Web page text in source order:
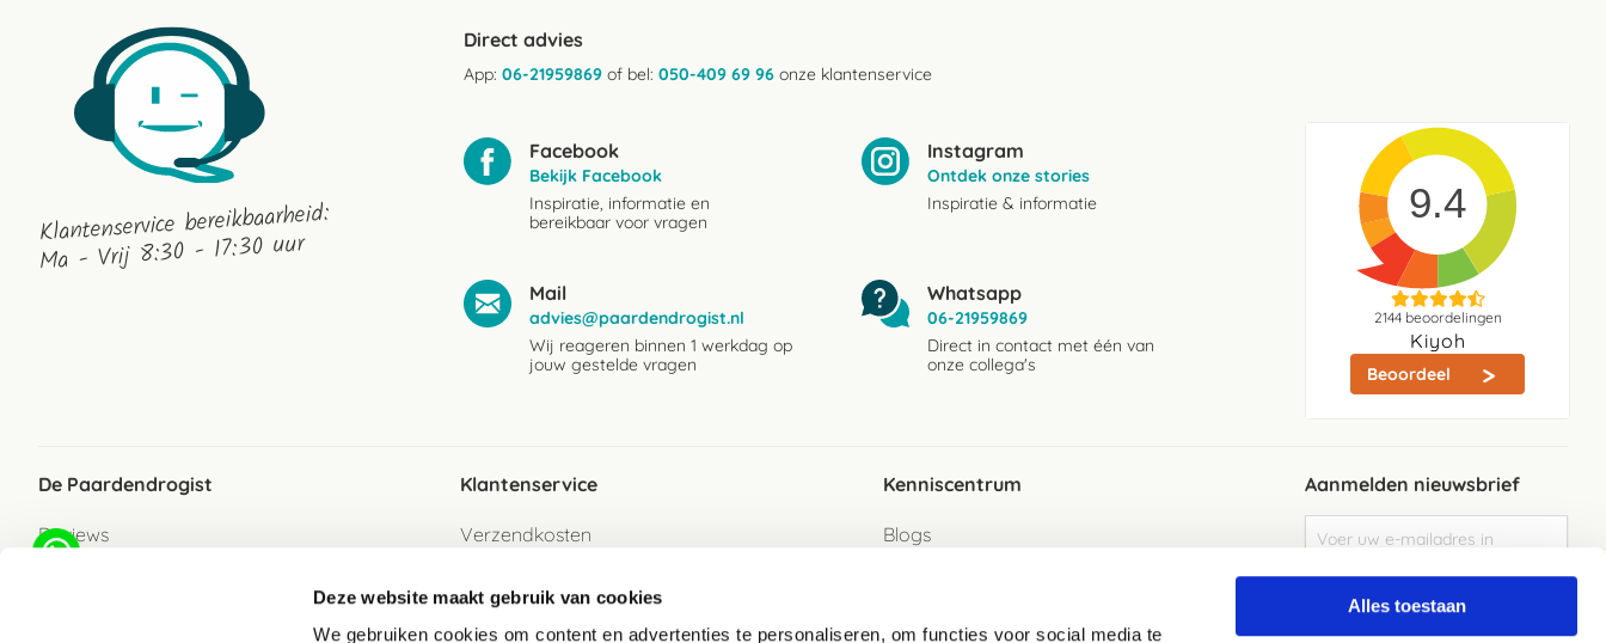
Deze website maakt gebruik van cookies
We gebruiken cookies om content en advertenties te personaliseren, om functies voor social media te
Alles toestaan
Klantenservice bereikbaarheid:
Ma - Vrij 8:30 - 17:30 uur
Direct advies
App: 06-21959869 of bel: 050-409 69 96 onze klantenservice
Facebook
Bekijk Facebook
Inspiratie, informatie en
bereikbaar voor vragen
Instagram
Ontdek onze stories
Inspiratie & informatie
Mail
advies@paardendrogist.nl
Wij reageren binnen 1 werkdag op
jouw gestelde vragen
Whatsapp
06-21959869
Direct in contact met één van
onze collega's
9.4
2144beoordelingen
Kiyoh
Beoordeel
De Paardendrogist
Reviews
Klantenservice
Verzendkosten
Betaalwijzen
Kenniscentrum
Blogs
Aanmelden nieuwsbrief
u
op